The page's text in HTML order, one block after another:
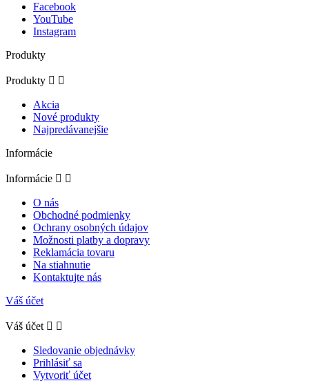
Facebook
YouTube
Instagram
Produkty
Produkty  
Akcia
Nové produkty
Najpredávanejšie
Informácie
Informácie  
O nás
Obchodné podmienky
Ochrany osobných údajov
Možnosti platby a dopravy
Reklamácia tovaru
Na stiahnutie
Kontaktujte nás
Váš účet
Váš účet  
Sledovanie objednávky
Prihlásiť sa
Vytvoriť účet